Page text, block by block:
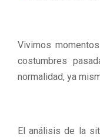
Vivimos
costumbres
normalidad, ya
El análisis de la